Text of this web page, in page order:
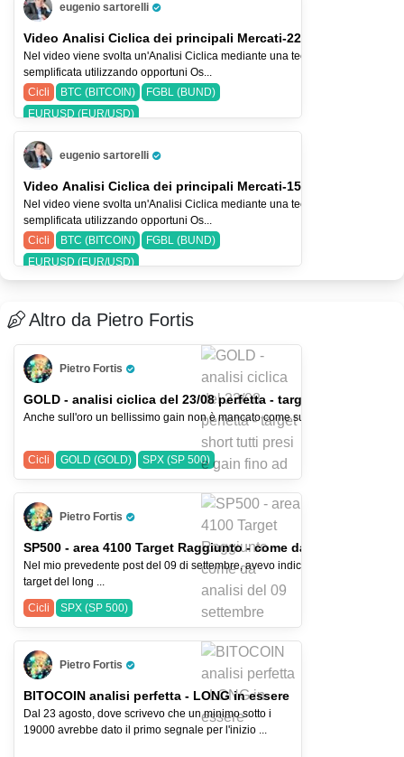
eugenio sartorelli
Pro Trader
Video Analisi Ciclica dei principali Mercati-22-lug-26
Nel video viene svolta un'Analisi Ciclica mediante una tecnica
semplificata utilizzando opportuni Os...
Cicli
BTC (BITCOIN)
FGBL (BUND)
EURUSD (EUR/USD)
eugenio sartorelli
Pro Trader
Video Analisi Ciclica dei principali Mercati-15-lug-26
Nel video viene svolta un'Analisi Ciclica mediante una tecnica
semplificata utilizzando opportuni Os...
Cicli
BTC (BITCOIN)
FGBL (BUND)
EURUSD (EUR/USD)
Altro da Pietro Fortis
Pietro Fortis
Pro Trader
GOLD - analisi ciclica del 23/08 perfetta - target short tutti
Anche sull'oro un bellissimo gain non è mancato come su BTC e SP. Nel post
Cicli GOLD (GOLD) SPX (SP 500)
Pietro Fortis
Pro Trader
SP500 - area 4100 Target Raggiunto - come da analisi del 09
Nel mio prevedente post del 09 di settembre, avevo indicato come area 4100
target del long ...
Cicli SPX (SP 500)
Pietro Fortis
Pro Trader
BITOCOIN analisi perfetta - LONG in essere
Dal 23 agosto, dove scrivevo che un minimo sotto i
19000 avrebbe dato il primo segnale per l'inizio ...